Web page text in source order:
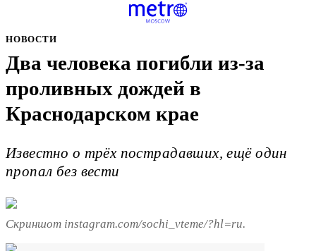
НОВОСТИ
Два человека погибли из-за
проливных дождей в
Краснодарском крае
Известно о трёх пострадавших, ещё один
пропал без вести
Скриншот instagram.com/sochi_vteme/?hl=ru.